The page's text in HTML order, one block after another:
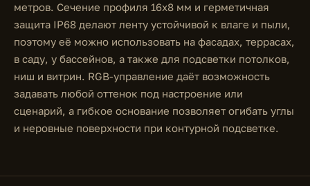
метров. Сечение профиля 16х8 мм и герметичная
защита IP68 делают ленту устойчивой к влаге и пыли,
поэтому её можно использовать на фасадах, террасах,
в саду, у бассейнов, а также для подсветки потолков,
ниш и витрин. RGB-управление даёт возможность
задавать любой оттенок под настроение или
сценарий, а гибкое основание позволяет огибать углы
и неровные поверхности при контурной подсветке.